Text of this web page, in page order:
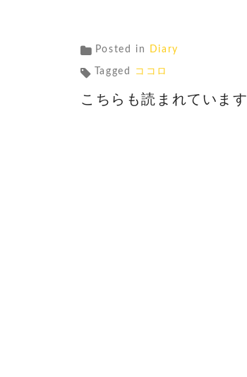
Posted in Diary
Tagged ココロ
こちらも読まれています